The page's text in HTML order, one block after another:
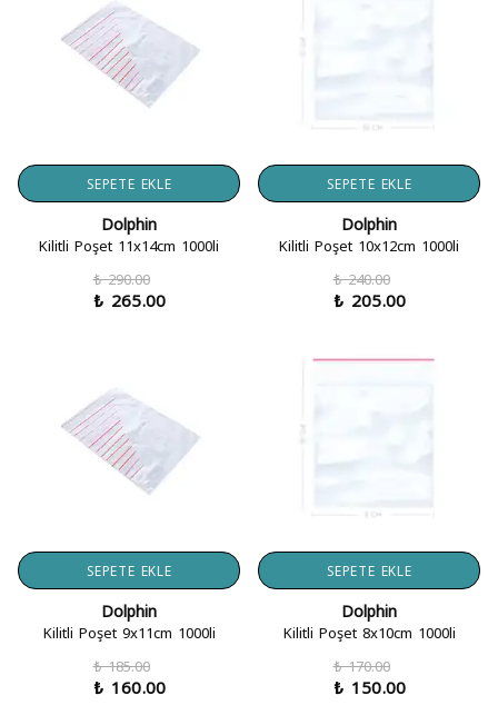
SEPETE EKLE
Dolphin
Kilitli Poşet 11x14cm 1000li
₺ 290.00
₺ 265.00
SEPETE EKLE
Dolphin
Kilitli Poşet 10x12cm 1000li
₺ 240.00
₺ 205.00
SEPETE EKLE
Dolphin
Kilitli Poşet 9x11cm 1000li
₺ 185.00
₺ 160.00
SEPETE EKLE
Dolphin
Kilitli Poşet 8x10cm 1000li
₺ 170.00
₺ 150.00